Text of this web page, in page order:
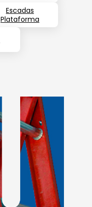
Escadas
Plataforma